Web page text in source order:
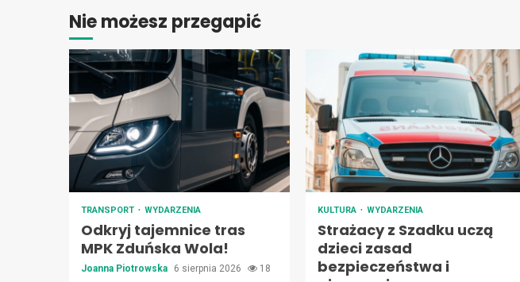
Nie możesz przegapić
TRANSPORT WYDARZENIA
Odkryj tajemnice tras
MPK Zduńska Wola!
Joanna Piotrowska 6 sierpnia 2026 18
KULTURA WYDARZENIA
Strażacy z Szadku uczą
dzieci zasad
bezpieczeństwa i